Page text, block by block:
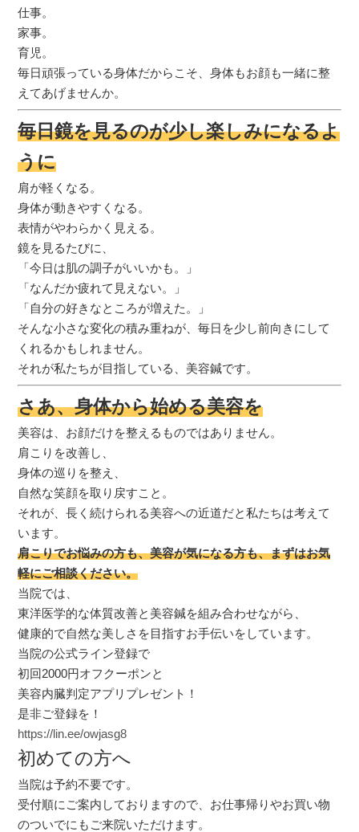
仕事。
家事。
育児。
毎日頑張っている身体だからこそ、身体もお顔も一緒に整
えてあげませんか。
毎日鏡を見るのが少し楽しみになるよ
うに
肩が軽くなる。
身体が動きやすくなる。
表情がやわらかく見える。
鏡を見るたびに、
「今日は肌の調子がいいかも。」
「なんだか疲れて見えない。」
「自分の好きなところが増えた。」
そんな小さな変化の積み重ねが、毎日を少し前向きにして
くれるかもしれません。
それが私たちが目指している、美容鍼です。
さあ、身体から始める美容を
美容は、お顔だけを整えるものではありません。
肩こりを改善し、
身体の巡りを整え、
自然な笑顔を取り戻すこと。
それが、長く続けられる美容への近道だと私たちは考えて
います。
肩こりでお悩みの方も、美容が気になる方も、まずはお気
軽にご相談ください。
当院では、
東洋医学的な体質改善と美容鍼を組み合わせながら、
健康的で自然な美しさを目指すお手伝いをしています。
当院の公式ライン登録で
初回2000円オフクーポンと
美容内臓判定アプリプレゼント！
是非ご登録を！
https://lin.ee/owjasg8
初めての方へ
当院は予約不要です。
受付順にご案内しておりますので、お仕事帰りやお買い物
のついでにもご来院いただけます。